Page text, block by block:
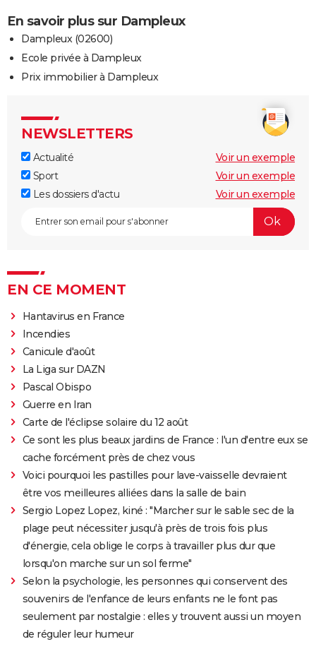
En savoir plus sur Dampleux
Dampleux (02600)
Ecole privée à Dampleux
Prix immobilier à Dampleux
NEWSLETTERS
Actualité
Voir un exemple
Sport
Voir un exemple
Les dossiers d'actu
Voir un exemple
EN CE MOMENT
Hantavirus en France
Incendies
Canicule d'août
La Liga sur DAZN
Pascal Obispo
Guerre en Iran
Carte de l'éclipse solaire du 12 août
Ce sont les plus beaux jardins de France : l'un d'entre eux se
cache forcément près de chez vous
Voici pourquoi les pastilles pour lave-vaisselle devraient
être vos meilleures alliées dans la salle de bain
Sergio Lopez Lopez, kiné : "Marcher sur le sable sec de la
plage peut nécessiter jusqu'à près de trois fois plus
d'énergie, cela oblige le corps à travailler plus dur que
lorsqu'on marche sur un sol ferme"
Selon la psychologie, les personnes qui conservent des
souvenirs de l'enfance de leurs enfants ne le font pas
seulement par nostalgie : elles y trouvent aussi un moyen
de réguler leur humeur